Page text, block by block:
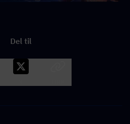
Del til